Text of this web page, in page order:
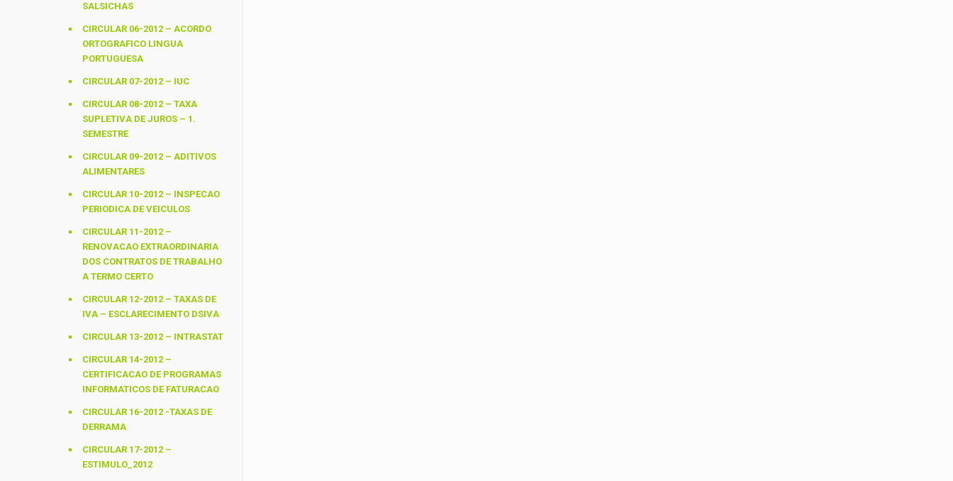
SALSICHAS
CIRCULAR 06-2012 – ACORDO
ORTOGRAFICO LINGUA
PORTUGUESA
CIRCULAR 07-2012 – IUC
CIRCULAR 08-2012 – TAXA
SUPLETIVA DE JUROS – 1.
SEMESTRE
CIRCULAR 09-2012 – ADITIVOS
ALIMENTARES
CIRCULAR 10-2012 – INSPECAO
PERIODICA DE VEICULOS
CIRCULAR 11-2012 –
RENOVACAO EXTRAORDINARIA
DOS CONTRATOS DE TRABALHO
A TERMO CERTO
CIRCULAR 12-2012 – TAXAS DE
IVA – ESCLARECIMENTO DSIVA
CIRCULAR 13-2012 – INTRASTAT
CIRCULAR 14-2012 –
CERTIFICACAO DE PROGRAMAS
INFORMATICOS DE FATURACAO
CIRCULAR 16-2012 -TAXAS DE
DERRAMA
CIRCULAR 17-2012 –
ESTIMULO_2012